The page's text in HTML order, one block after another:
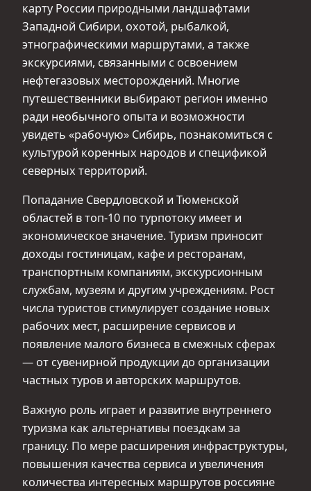
карту России природными ландшафтами
Западной Сибири, охотой, рыбалкой,
этнографическими маршрутами, а также
экскурсиями, связанными с освоением
нефтегазовых месторождений. Многие
путешественники выбирают регион именно
ради необычного опыта и возможности
увидеть «рабочую» Сибирь, познакомиться с
культурой коренных народов и спецификой
северных территорий.
Попадание Свердловской и Тюменской
областей в топ-10 по турпотоку имеет и
экономическое значение. Туризм приносит
доходы гостиницам, кафе и ресторанам,
транспортным компаниям, экскурсионным
службам, музеям и другим учреждениям. Рост
числа туристов стимулирует создание новых
рабочих мест, расширение сервисов и
появление малого бизнеса в смежных сферах
— от сувенирной продукции до организации
частных туров и авторских маршрутов.
Важную роль играет и развитие внутреннего
туризма как альтернативы поездкам за
границу. По мере расширения инфраструктуры,
повышения качества сервиса и увеличения
количества интересных маршрутов россияне